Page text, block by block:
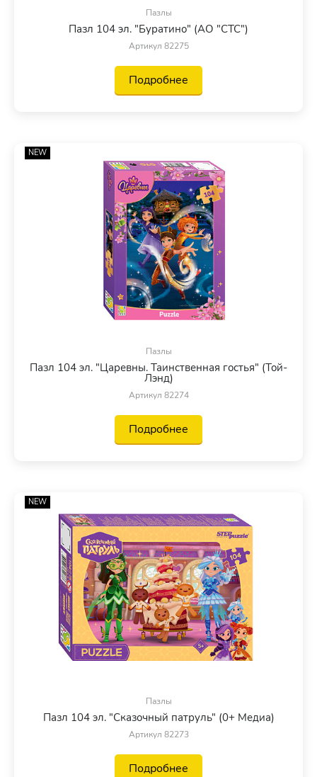
Пазлы
Пазл 104 эл. "Буратино" (АО "СТС")
Артикул 82275
Подробнее
NEW
Пазлы
Пазл 104 эл. "Царевны. Таинственная гостья" (Той-
Лэнд)
Артикул 82274
Подробнее
NEW
Пазлы
Пазл 104 эл. "Сказочный патруль" (0+ Медиа)
Артикул 82273
Подробнее